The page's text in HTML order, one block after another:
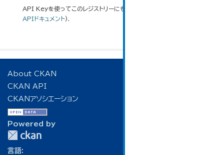
API Keyを使ってこのレジストリーにもアクセス可能です
APIドキュメント).
About CKAN
CKAN API
CKANアソシエーション
Powered by
言語